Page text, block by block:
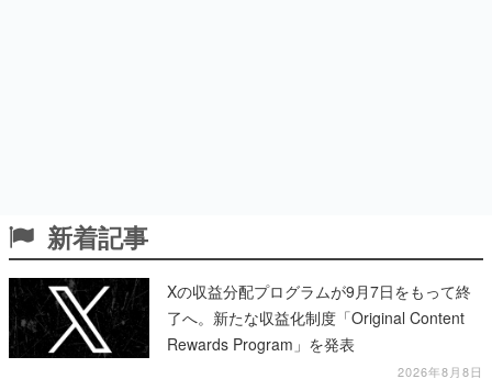
新着記事
Xの収益分配プログラムが9月7日をもって終
了へ。新たな収益化制度「Original Content
Rewards Program」を発表
2026年8月8日